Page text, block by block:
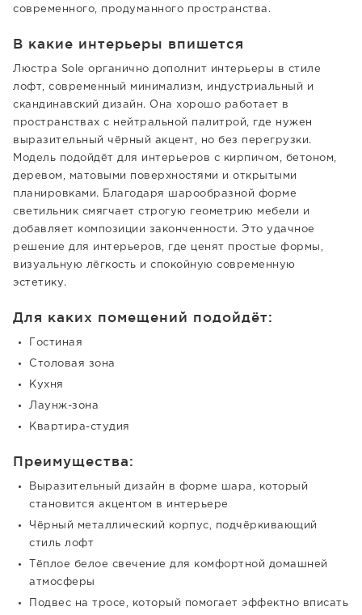
современного, продуманного пространства.
В какие интерьеры впишется
Люстра Sole органично дополнит интерьеры в стиле
лофт, современный минимализм, индустриальный и
скандинавский дизайн. Она хорошо работает в
пространствах с нейтральной палитрой, где нужен
выразительный чёрный акцент, но без перегрузки.
Модель подойдёт для интерьеров с кирпичом, бетоном,
деревом, матовыми поверхностями и открытыми
планировками. Благодаря шарообразной форме
светильник смягчает строгую геометрию мебели и
добавляет композиции законченности. Это удачное
решение для интерьеров, где ценят простые формы,
визуальную лёгкость и спокойную современную
эстетику.
Для каких помещений подойдёт:
Гостиная
Столовая зона
Кухня
Лаунж-зона
Квартира-студия
Преимущества:
Выразительный дизайн в форме шара, который
становится акцентом в интерьере
Чёрный металлический корпус, подчёркивающий
стиль лофт
Тёплое белое свечение для комфортной домашней
атмосферы
Подвес на тросе, который помогает эффектно вписать